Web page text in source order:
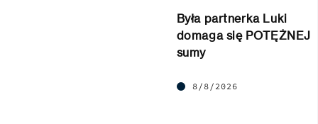
Była partnerka Luki
domaga się POTĘŻNEJ
sumy
8/8/2026